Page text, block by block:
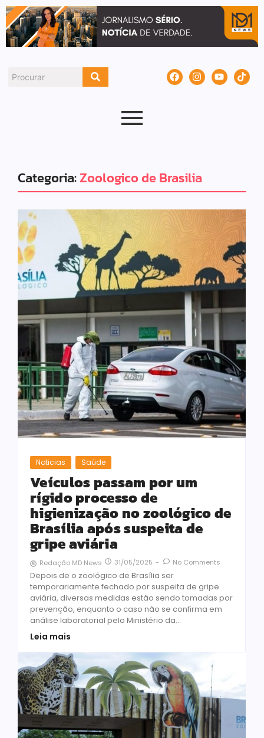
Categoria:Zoologico de Brasilia
Noticias Saúde
Veículos passam por um
rígido processo de
higienização no zoológico de
Brasília após suspeita de
gripe aviária
Redação MD News 31/05/2025 - No Comments
Depois de o zoológico de Brasília ser
temporariamente fechado por suspeita de gripe
aviária, diversas medidas estão sendo tomadas por
prevenção, enquanto o caso não se confirma em
análise laboratorial pelo Ministério da...
Leia mais